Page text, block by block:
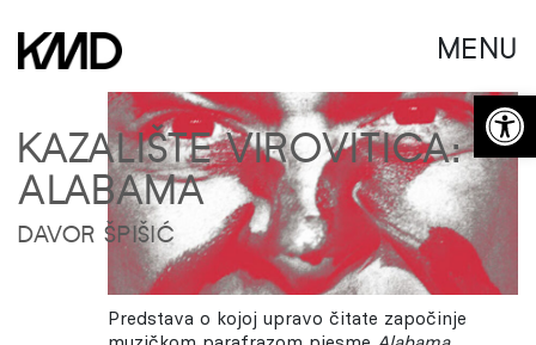
MENU
KAZALIŠTE VIROVITICA:
ALABAMA
DAVOR ŠPIŠIĆ
Predstava o kojoj upravo čitate započinje